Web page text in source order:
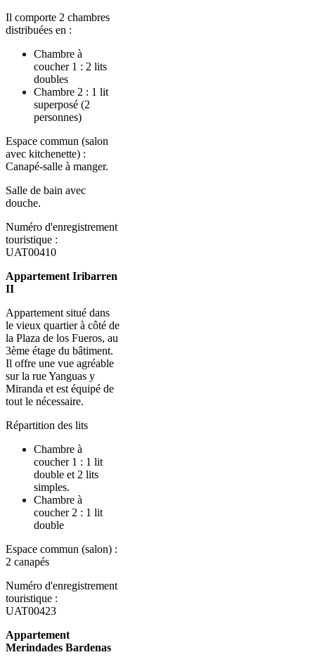
Il comporte 2 chambres
distribuées en :
Chambre à
coucher 1 : 2 lits
doubles
Chambre 2 : 1 lit
superposé (2
personnes)
Espace commun (salon
avec kitchenette) :
Canapé-salle à manger.
Salle de bain avec
douche.
Numéro d'enregistrement
touristique :
UAT00410
Appartement Iribarren
II
Appartement situé dans
le vieux quartier à côté de
la Plaza de los Fueros, au
3ème étage du bâtiment.
Il offre une vue agréable
sur la rue Yanguas y
Miranda et est équipé de
tout le nécessaire.
Répartition des lits
Chambre à
coucher 1 : 1 lit
double et 2 lits
simples.
Chambre à
coucher 2 : 1 lit
double
Espace commun (salon) :
2 canapés
Numéro d'enregistrement
touristique :
UAT00423
Appartement
Merindades Bardenas